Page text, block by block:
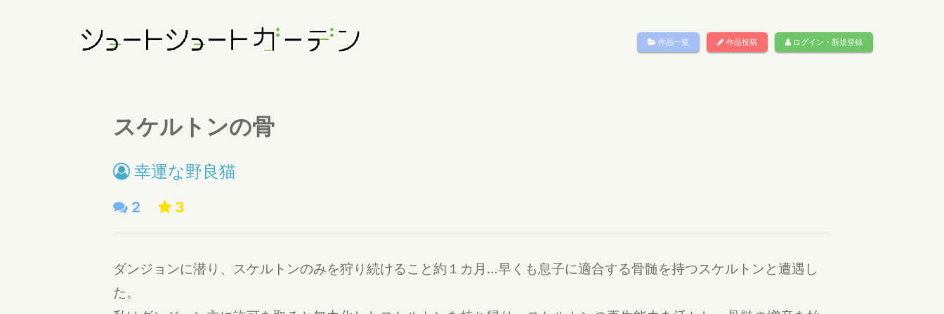
作品一覧 作品投稿 ログイン・新規登録
スケルトンの骨
幸運な野良猫
2 3
ダンジョンに潜り、スケルトンのみを狩り続けること約１カ月…早くも息子に適合する骨髄を持つスケルトンと遭遇し
た。